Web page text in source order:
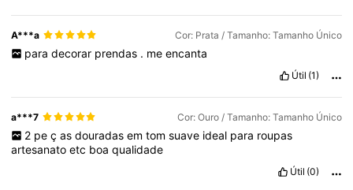
A***a Cor: Prata / Tamanho: Tamanho Único
para decorar prendas . me encanta
Útil (1)
a***7 Cor: Ouro / Tamanho: Tamanho Único
2 pe ç as douradas em tom suave ideal para roupas
artesanatoetc boaqualidade
Útil (0)